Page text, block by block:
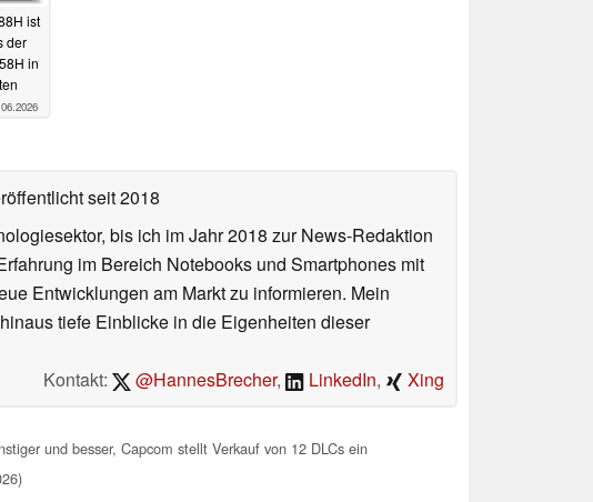
ist
der
in
seit 2018
bis ich im Jahr 2018 zur News-Redaktion
im Bereich Notebooks und Smartphones mit
Entwicklungen am Markt zu informieren. Mein
tiefe Einblicke in die Eigenheiten dieser
Kontakt:
@HannesBrecher, LinkedIn, Xing
und besser, Capcom stellt Verkauf von 12 DLCs ein